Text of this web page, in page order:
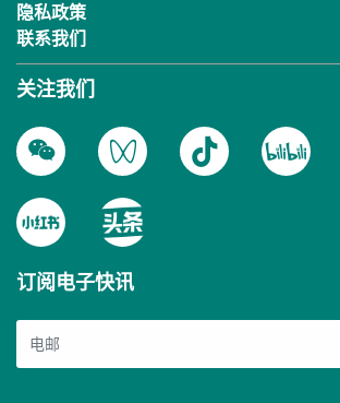
隐私政策
联系我们
关注我们
订阅电子快讯